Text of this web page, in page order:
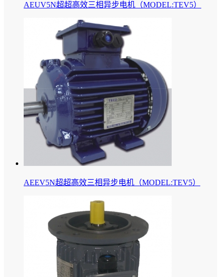
AEUV5N超超高效三相异步电机（MODEL:TEV5）
AEEV5N超超高效三相异步电机（MODEL:TEV5）